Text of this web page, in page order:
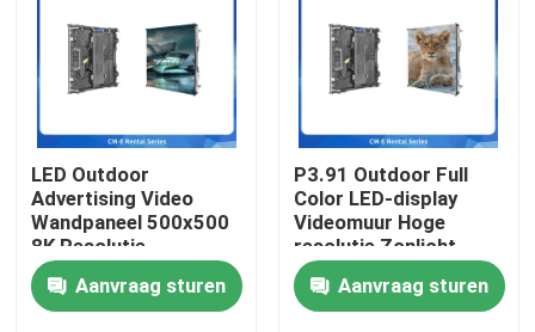
Thuis
Producten
LED Outdoor
Advertising Video
Wandpaneel 500x500
8K Resolutie
Waterdicht Wand
Montagebaar Huur
Display
Aanvraag sturen
P3.91 Outdoor Full
Color LED-display
Videomuur Hoge
resolutie Zonlicht
leesbaar voor
tentoonstellingsreclame
Aanvraag sturen